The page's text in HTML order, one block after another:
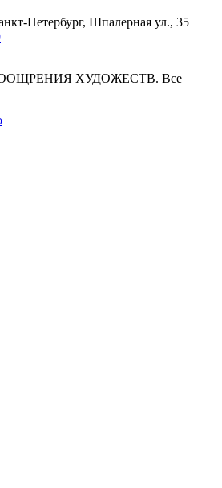
Петербург, Шпалерная ул., 35
ХУДОЖЕСТВ. Все